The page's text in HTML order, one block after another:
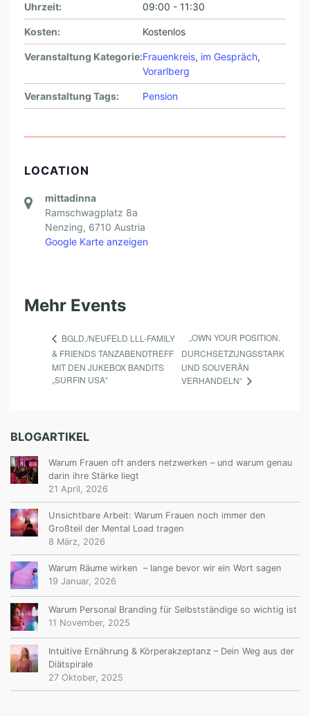
Uhrzeit: 09:00 - 11:30
Kosten: Kostenlos
Veranstaltung Kategorie:Frauenkreis, im Gespräch,
Vorarlberg
Veranstaltung Tags: Pension
LOCATION
mittadinna
Ramschwagplatz 8a
Nenzing, 6710 Austria
Google Karte anzeigen
Mehr Events
BGLD./NEUFELD LLL-FAMILY
& FRIENDS TANZABENDTREFF
MIT DEN JUKEBOX BANDITS
„SURFIN USA“
„OWN YOUR POSITION.
DURCHSETZUNGSSTARK
UND SOUVERÄN
VERHANDELN“
BLOGARTIKEL
Warum Frauen oft anders netzwerken – und warum genau
darin ihre Stärke liegt
21 April, 2026
Unsichtbare Arbeit: Warum Frauen noch immer den
Großteil der Mental Load tragen
8 März, 2026
Warum Räume wirken – lange bevor wir ein Wort sagen
19 Januar, 2026
Warum Personal Branding für Selbstständige so wichtig ist
11 November, 2025
Intuitive Ernährung & Körperakzeptanz – Dein Weg aus der
Diätspirale
27 Oktober, 2025